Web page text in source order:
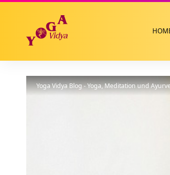
Yoga Vidya Blog - Yoga, Meditation und